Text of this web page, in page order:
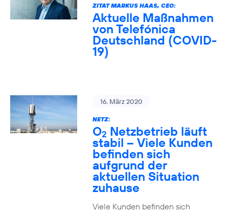
ZITAT MARKUS HAAS, CEO:
Aktuelle Maßnahmen
von Telefónica
Deutschland (COVID-
19)
16. März 2020
NETZ:
O2 Netzbetrieb läuft
stabil – Viele Kunden
befinden sich
aufgrund der
aktuellen Situation
zuhause
Viele Kunden befinden sich